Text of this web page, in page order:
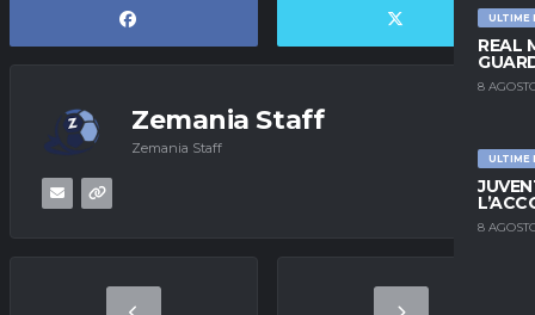
ULTIME
REAL
8
ULTIME
8
Zemania Staff
Zemania Staff